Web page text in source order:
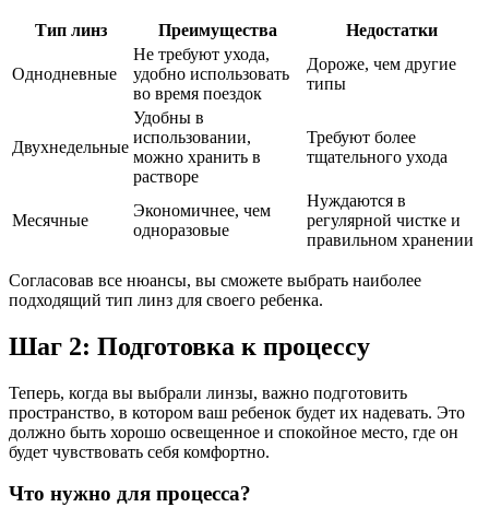
Тип линз Преимущества Недостатки
Однодневные
Не требуют ухода,
удобно использовать
во время поездок
Дороже, чем другие
типы
Двухнедельные
Удобны в
использовании,
можно хранить в
растворе
Требуют более
тщательного ухода
Месячные
Экономичнее, чем
одноразовые
Нуждаются в
регулярной чистке и
правильном хранении
Согласовав все нюансы, вы сможете выбрать наиболее
подходящий тип линз для своего ребенка.
Шаг 2: Подготовка к процессу
Теперь, когда вы выбрали линзы, важно подготовить
пространство, в котором ваш ребенок будет их надевать. Это
должно быть хорошо освещенное и спокойное место, где он
будет чувствовать себя комфортно.
Что нужно для процесса?